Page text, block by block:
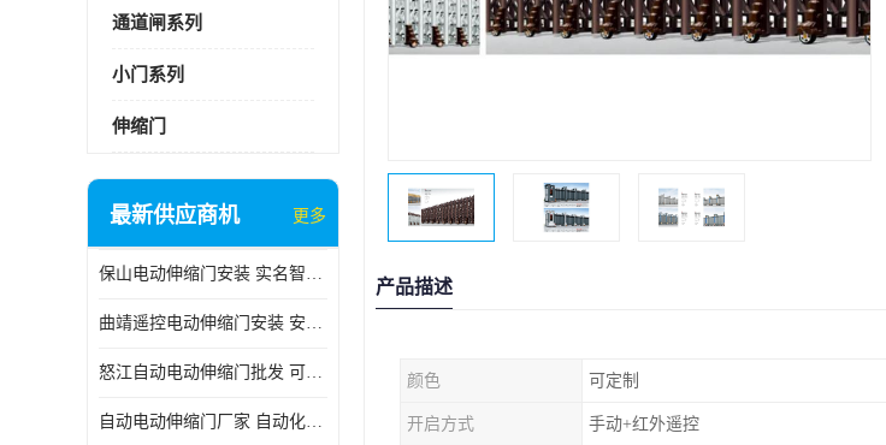
通道闸系列
小门系列
伸缩门
最新供应商机 更多
保山电动伸缩门安装 实名智科技 安全性高
曲靖遥控电动伸缩门安装 安全性高
怒江自动电动伸缩门批发 可按需定制
自动电动伸缩门厂家 自动化操作
产品描述
颜色 可定制
开启方式 手动+红外遥控